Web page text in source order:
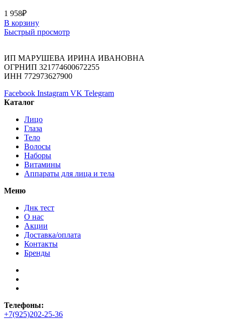
1 958₽
В корзину
Быстрый просмотр
ИП МАРУШЕВА ИРИНА ИВАНОВНА
ОГРНИП 321774600672255
ИНН 772973627900
Facebook Instagram VK Telegram
Каталог
Лицо
Глаза
Тело
Волосы
Наборы
Витамины
Аппараты для лица и тела
Меню
Днк тест
О нас
Акции
Доставка/оплата
Контакты
Бренды
Телефоны:
+7(925)202-25-36